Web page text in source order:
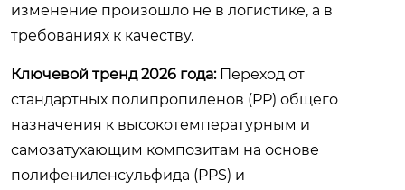
изменение произошло не в логистике, а в
требованиях к качеству.
Ключевой тренд 2026 года:Переход от
стандартных полипропиленов (PP) общего
назначения к высокотемпературным и
самозатухающим композитам на основе
полифениленсульфида (PPS) и